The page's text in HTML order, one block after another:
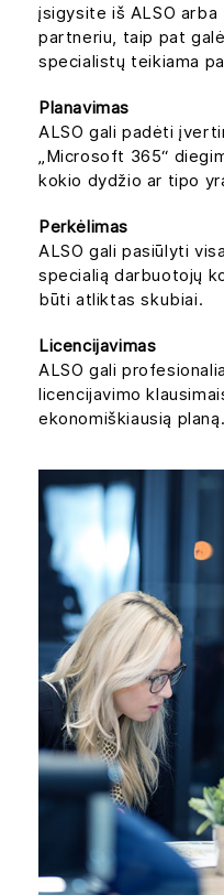
įsigysite iš ALSO
partneriu, taip pat
specialistų teikiama
Planavimas
ALSO gali padėti
„Microsoft 365“
kokio dydžio ar tipo
Perkėlimas
ALSO gali pasiūlyti
specialią darbuotojų
būti atliktas skubiai.
Licencijavimas
ALSO gali
licencijavimo
ekonomiškiausią planą.